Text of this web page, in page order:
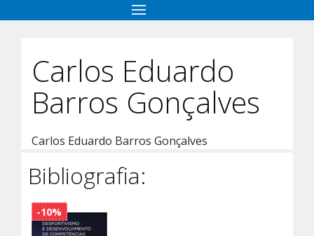
Carlos Eduardo
Barros Gonçalves
Carlos Eduardo Barros Gonçalves
Bibliografia:
-10%